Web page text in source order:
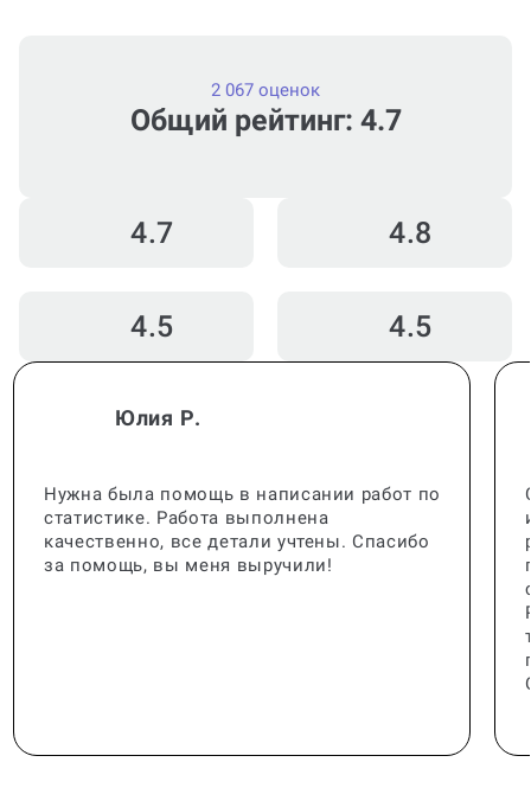
Общий рейтинг: 4.7
2 067 оценок
4.7 4.8
4.5 4.5
Юлия Р.
Нужна была помощь в написании работ по
статистике. Работа выполнена
качественно, все детали учтены. Спасибо
за помощь, вы меня выручили!